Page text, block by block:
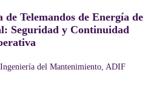
Telemandos de Energía de
Seguridad y Continuidad
del Mantenimiento, ADIF